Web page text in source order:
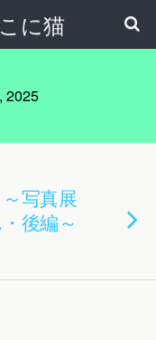
に猫
2025
写真展
後編～